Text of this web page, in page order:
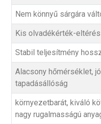
Nem könnyű sárgára
Kis olvadékérték-eltérés
Stabil teljesítmény
Alacsony hőmérséklet,
tapadásállóság
környezetbarát, kiváló
nagy rugalmasságú